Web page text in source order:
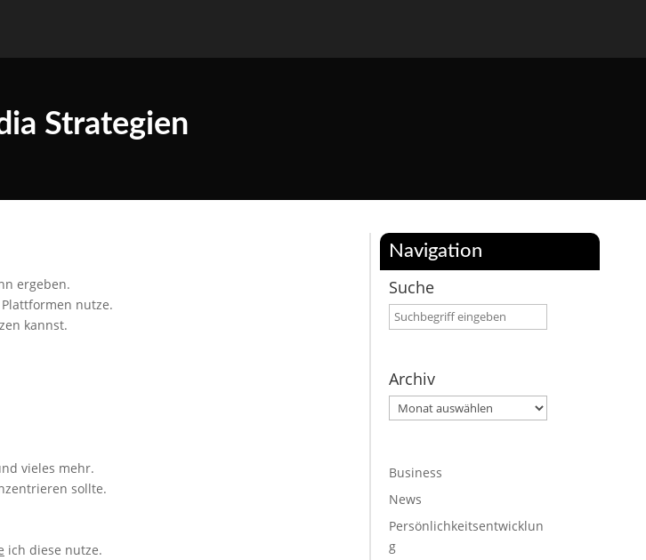
Strategien
ergeben.
nutze.
kannst.
vieles mehr.
sollte.
ich diese nutze.
Navigation
Suche
Archiv
Archiv
Business
News
Persönlichkeitsentwicklun
g